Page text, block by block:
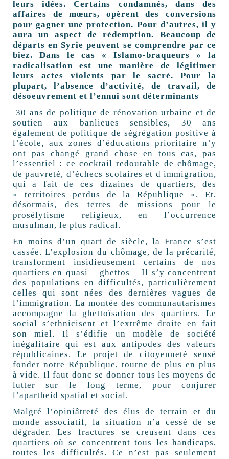
leurs idées. Certains condamnés, dans des
affaires de mœurs, opèrent des conversions
pour gagner une protection. Pour d’autres, il y
aura un aspect de rédemption. Beaucoup de
départs en Syrie peuvent se comprendre par ce
biez. Dans le cas « Islamo-braqueurs » la
radicalisation est une manière de légitimer
leurs actes violents par le sacré. Pour la
plupart, l’absence d’activité, de travail, de
désoeuvrement et l’ennui sont déterminants
30 ans de politique de rénovation urbaine et de
soutien aux banlieues sensibles, 30 ans
également de politique de ségrégation positive à
l’école, aux zones d’éducations prioritaire n’y
ont pas changé grand chose en tous cas, pas
l’essentiel : ce cocktail redoutable de chômage,
de pauvreté, d’échecs scolaires et d immigration,
qui a fait de ces dizaines de quartiers, des
« territoires perdus de la République ». Et,
désormais, des terres de missions pour le
prosélytisme religieux, en l’occurrence
musulman, le plus radical.
En moins d’un quart de siècle, la France s’est
cassée. L’explosion du chômage, de la précarité,
transforment insidieusement certains de nos
quartiers en quasi – ghettos – Il s’y concentrent
des populations en difficultés, particulièrement
celles qui sont nées des dernières vagues de
l’immigration. La montée des communautarismes
accompagne la ghettoïsation des quartiers. Le
social s’ethnicisent et l’extrême droite en fait
son miel. Il s’édifie un modèle de société
inégalitaire qui est aux antipodes des valeurs
républicaines. Le projet de citoyenneté sensé
fonder notre République, tourne de plus en plus
à vide. Il faut donc se donner tous les moyens de
lutter sur le long terme, pour conjurer
l’apartheid spatial et social.
Malgré l’opiniâtreté des élus de terrain et du
monde associatif, la situation n’a cessé de se
dégrader. Les fractures se creusent dans ces
quartiers où se concentrent tous les handicaps,
toutes les difficultés. Ce n’est pas seulement